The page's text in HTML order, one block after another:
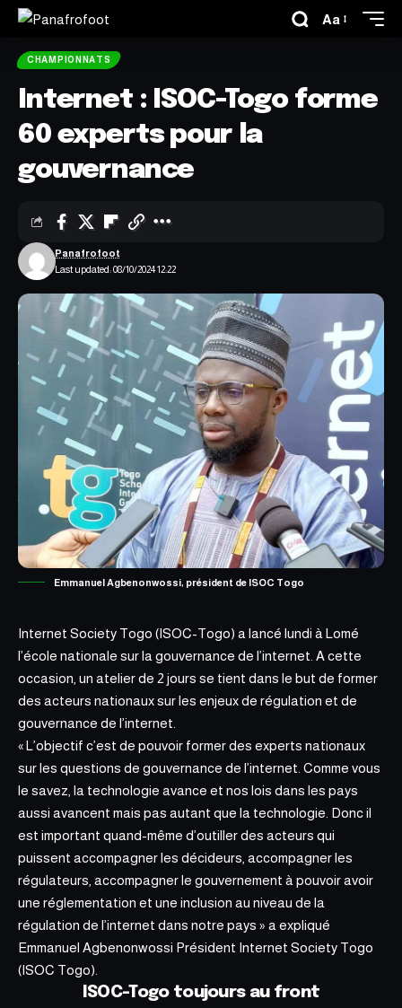
Aa
CHAMPIONNATS
Internet : ISOC-Togo forme
60 experts pour la
gouvernance
Last updated: 08/10/2024 12:22
Panafrofoot
Emmanuel Agbenonwossi, président de ISOC Togo
Internet Society Togo (ISOC-Togo) a lancé lundi à Lomé
l’école nationale sur la gouvernance de l’internet. A cette
occasion, un atelier de 2 jours se tient dans le but de former
des acteurs nationaux sur les enjeux de régulation et de
gouvernance de l’internet.
« L’objectif c’est de pouvoir former des experts nationaux
sur les questions de gouvernance de l’internet . Comme vous
le savez, la technologie avance et nos lois dans les pays
aussi avancent mais pas autant que la technologie. Donc il
est important quand-même d’outiller des acteurs qui
puissent accompagner les décideurs, accompagner les
régulateurs, accompagner le gouvernement à pouvoir avoir
une réglementation et une inclusion au niveau de la
régulation de l’internet dans notre pays » a expliqué
Emmanuel Agbenonwossi Président Internet Society Togo
(ISOC Togo).
ISOC-Togo toujours au front